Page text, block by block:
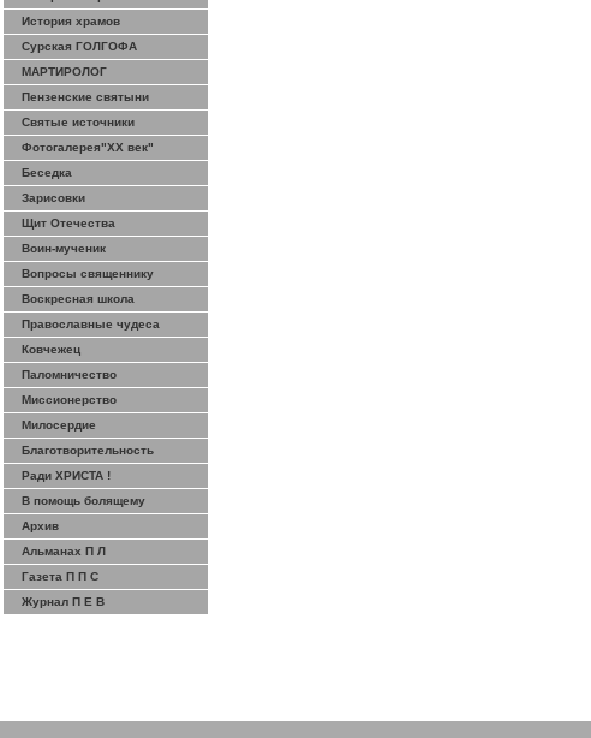
История храмов
Сурская ГОЛГОФА
МАРТИРОЛОГ
Пензенские святыни
Святые источники
Фотогалерея"ХХ век"
Беседка
Зарисовки
Щит Отечества
Воин-мученик
Вопросы священнику
Воскресная школа
Православные чудеса
Ковчежец
Паломничество
Миссионерство
Милосердие
Благотворительность
Ради ХРИСТА !
В помощь болящему
Архив
Альманах П Л
Газета П П С
Журнал П Е В